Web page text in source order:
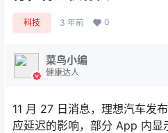
科技 3 年前 0
菜鸟小编
健康达人
11 月 27 日消息，理想汽车发
应延迟的影响，部分 App 内显